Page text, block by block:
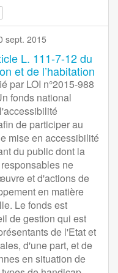
sept. 2015
L. 111-7-12 du
et de l’habitation
par LOI n°2015-988
fonds national
de participer au
mise en accessibilité
du public dont la
ne
et d'actions de
en matière
Le fonds est
de gestion qui est
de l'Etat et
d'une part, et de
en situation de